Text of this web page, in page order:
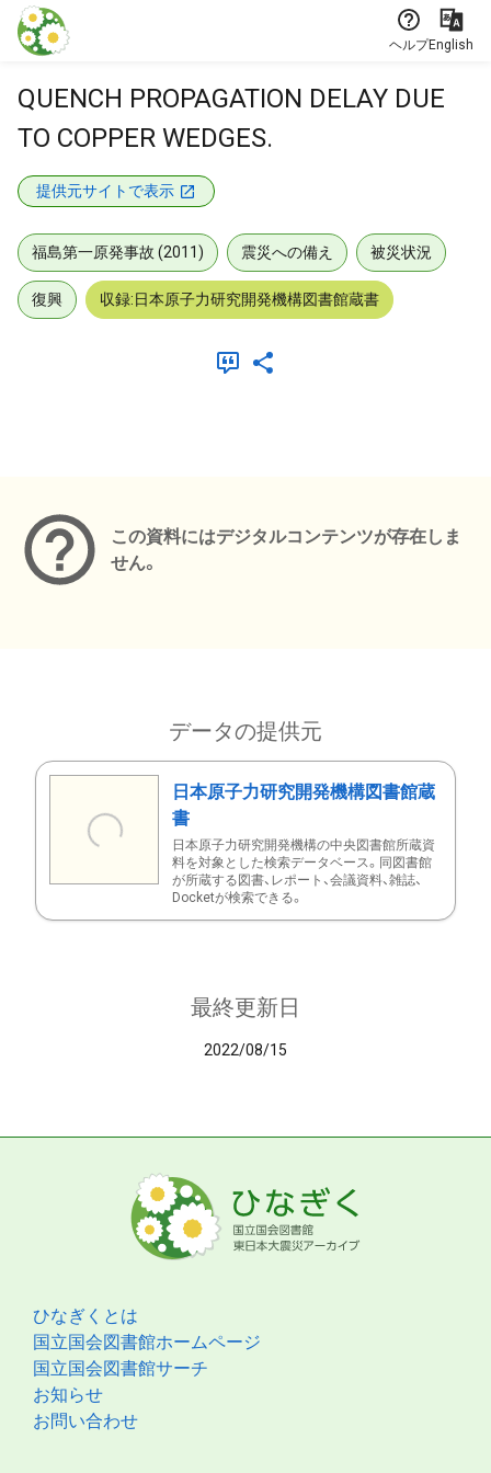
本文に飛ぶ
ヘルプEnglish
QUENCH PROPAGATION DELAY DUE
TO COPPER WEDGES.
提供元サイトで表示
福島第一原発事故 (2011) 震災への備え 被災状況
復興 収録:日本原子力研究開発機構図書館蔵書
この資料にはデジタルコンテンツが存在しま
せん。
データの提供元
日本原子力研究開発機構図書館蔵
書
日本原子力研究開発機構の中央図書館所蔵資
料を対象とした検索データベース。同図書館
が所蔵する図書、レポート、会議資料、雑誌、
Docketが検索できる。
最終更新日
2022/08/15
ひなぎくとは
国立国会図書館ホームページ
国立国会図書館サーチ
お知らせ
お問い合わせ